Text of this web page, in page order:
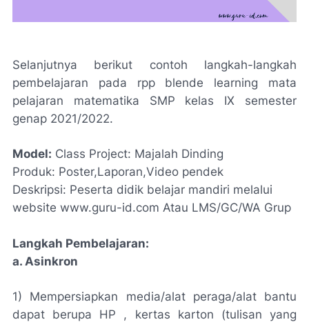
Selanjutnya berikut contoh langkah-langkah
pembelajaran pada rpp blende learning mata
pelajaran matematika SMP kelas IX semester
genap 2021/2022.
Model: Class Project: Majalah Dinding
Produk: Poster,Laporan,Video pendek
Deskripsi: Peserta didik belajar mandiri melalui
website www.guru-id.com Atau LMS/GC/WA Grup
Langkah Pembelajaran:
a. Asinkron
1) Mempersiapkan media/alat peraga/alat bantu
dapat berupa HP , kertas karton (tulisan yang